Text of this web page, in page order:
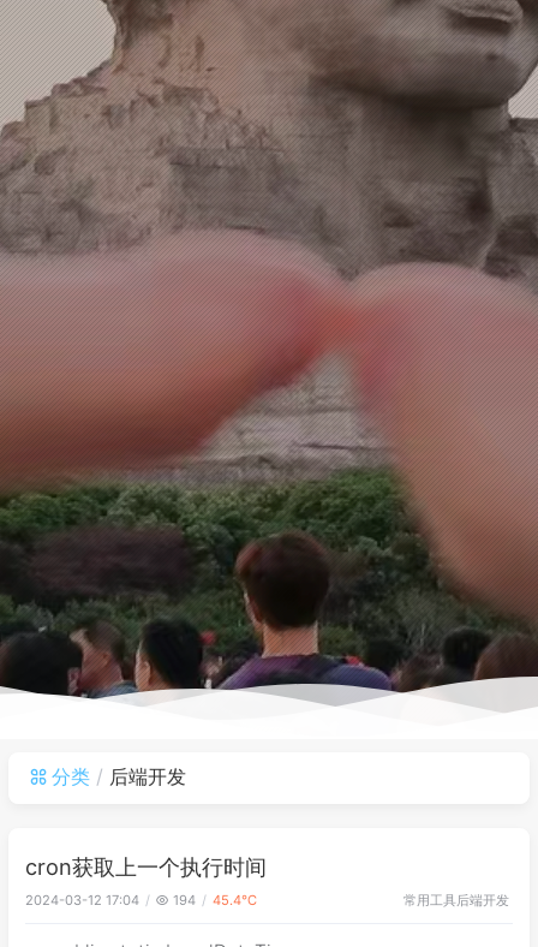
分类 后端开发
cron获取上一个执行时间
2024-03-12 17:04 194 45.4℃ 常用工具后端开发